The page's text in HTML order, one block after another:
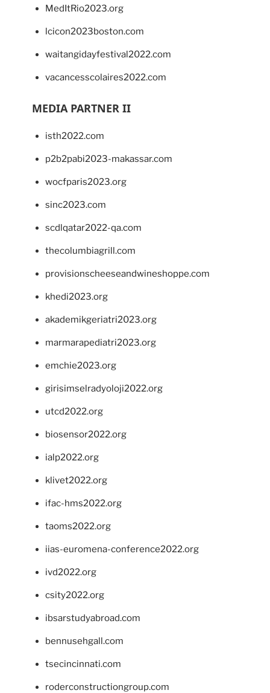
MedItRio2023.org
lcicon2023boston.com
waitangidayfestival2022.com
vacancesscolaires2022.com
MEDIA PARTNER II
isth2022.com
p2b2pabi2023-makassar.com
wocfparis2023.org
sinc2023.com
scdlqatar2022-qa.com
thecolumbiagrill.com
provisionscheeseandwineshoppe.com
khedi2023.org
akademikgeriatri2023.org
marmarapediatri2023.org
emchie2023.org
girisimselradyoloji2022.org
utcd2022.org
biosensor2022.org
ialp2022.org
klivet2022.org
ifac-hms2022.org
taoms2022.org
iias-euromena-conference2022.org
ivd2022.org
csity2022.org
ibsarstudyabroad.com
bennusehgall.com
tsecincinnati.com
roderconstructiongroup.com